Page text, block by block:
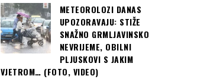
METEOROLOZI DANAS
UPOZORAVAJU: STIŽE
SNAŽNO GRMLJAVINSKO
NEVRIJEME, OBILNI
PLJUSKOVI S JAKIM
VJETROM… (FOTO, VIDEO)